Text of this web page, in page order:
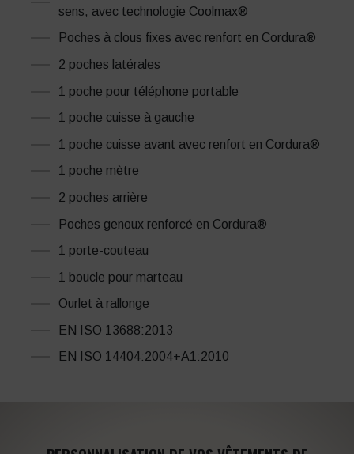
sens, avec technologie Coolmax®
Poches à clous fixes avec renfort en Cordura®
2 poches latérales
1 poche pour téléphone portable
1 poche cuisse à gauche
1 poche cuisse avant avec renfort en Cordura®
1 poche mètre
2 poches arrière
Poches genoux renforcé en Cordura®
1 porte-couteau
1 boucle pour marteau
Ourlet à rallonge
EN ISO 13688:2013
EN ISO 14404:2004+A1:2010